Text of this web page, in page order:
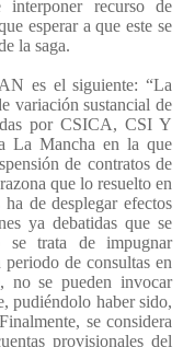
recurso de
esperar a que este se
la saga.
es el siguiente: “La
variación sustancial de
por CSICA, CSI Y
La Mancha en la que
de contratos de
que lo resuelto en
de desplegar efectos
ya debatidas que se
se trata de impugnar
periodo de consultas en
no se pueden invocar
pudiéndolo haber sido,
se considera
provisionales del